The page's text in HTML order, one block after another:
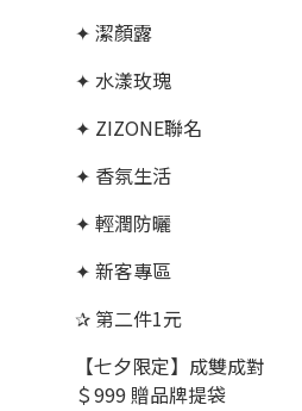
✦ 潔顏露
✦ 水漾玫瑰
✦ ZIZONE聯名
✦ 香氛生活
✦ 輕潤防曬
✦ 新客專區
✰ 第二件1元
【七夕限定】成雙成對
＄999 贈品牌提袋